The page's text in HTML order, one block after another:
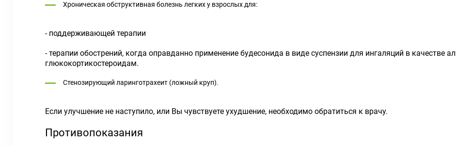
Хроническая обструктивная болезнь легких у взрослых для:
- поддерживающей терапии
- терапии обострений, когда оправданно применение будесонида в виде суспензии для ингаляций в качестве
глюкокортикостероидам.
Стенозирующий ларинготрахеит (ложный круп).
Если улучшение не наступило, или Вы чувствуете ухудшение, необходимо обратиться к врачу.
Противопоказания